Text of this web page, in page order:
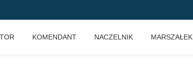
KOMENDANT NACZELNIK MARSZAŁEK